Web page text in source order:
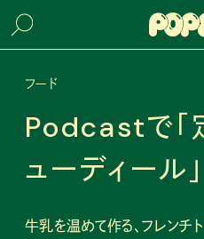
フード
Podcastで「
ューディール
牛乳を温めて作る、フレンチト